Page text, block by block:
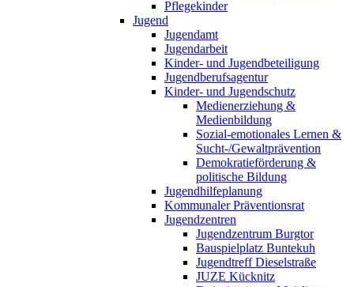
Pflegekinder
Jugend
Jugendamt
Jugendarbeit
Kinder- und Jugendbeteiligung
Jugendberufsagentur
Kinder- und Jugendschutz
Medienerziehung &
Medienbildung
Sozial-emotionales Lernen &
Sucht-/Gewaltprävention
Demokratieförderung &
politische Bildung
Jugendhilfeplanung
Kommunaler Präventionsrat
Jugendzentren
Jugendzentrum Burgtor
Bauspielplatz Buntekuh
Jugendtreff Dieselstraße
JUZE Kücknitz